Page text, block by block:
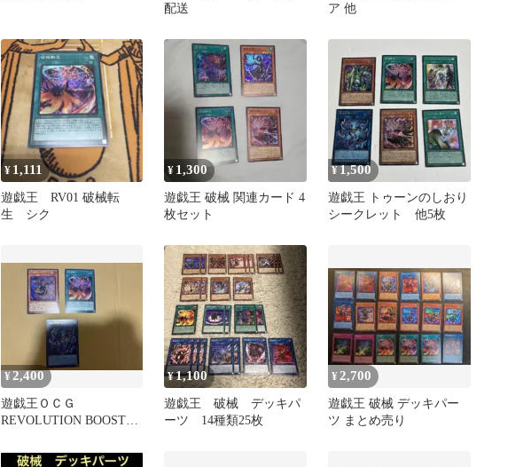
配送
ア 他
¥ 1,111
遊戯王 RV01 破械転
生 シク
¥ 1,300
遊戯王 破械 関連カード 4
枚セット
¥1,500
遊戯王 トゥーンのしおり
シークレット 他5枚
¥ 2,400
遊戯王ＯＣＧ
REVOLUTION BOOSTER
¥1,100
遊戯王 破械 デッキパ
ーツ 14種類25枚
¥ 2,700
遊戯王 破械 デッキパー
ツ まとめ売り